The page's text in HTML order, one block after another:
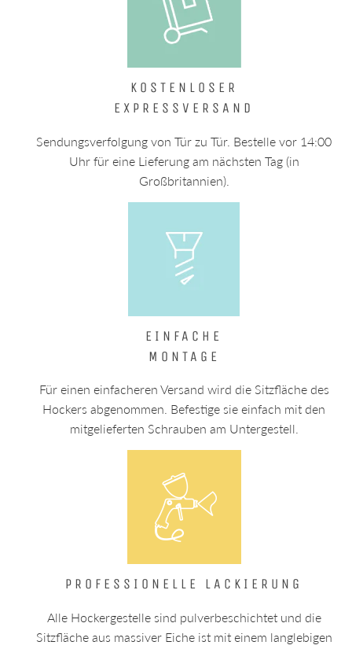
KOSTENLOSER
EXPRESSVERSAND
Sendungsverfolgung von Tür zu Tür. Bestelle vor 14:00
Uhr für eine Lieferung am nächsten Tag (in
Großbritannien).
EINFACHE
MONTAGE
Für einen einfacheren Versand wird die Sitzfläche des
Hockers abgenommen. Befestige sie einfach mit den
mitgelieferten Schrauben am Untergestell.
PROFESSIONELLE LACKIERUNG
Alle Hockergestelle sind pulverbeschichtet und die
Sitzfläche aus massiver Eiche ist mit einem langlebigen